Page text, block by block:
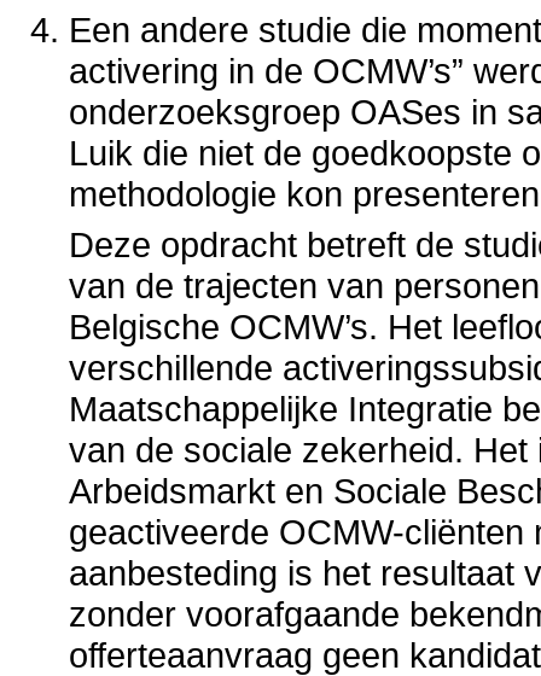
Een andere studie die
activering in de OCMW’s”
onderzoeksgroep OASes in
Luik die niet de goedkoopste
methodologie kon
Deze opdracht betreft de
van de trajecten van
Belgische OCMW’s. Het
verschillende
Maatschappelijke Integratie
van de sociale zekerheid.
Arbeidsmarkt en Sociale
geactiveerde OCMW-
aanbesteding is het resultaat
zonder voorafgaande
offerteaanvraag geen